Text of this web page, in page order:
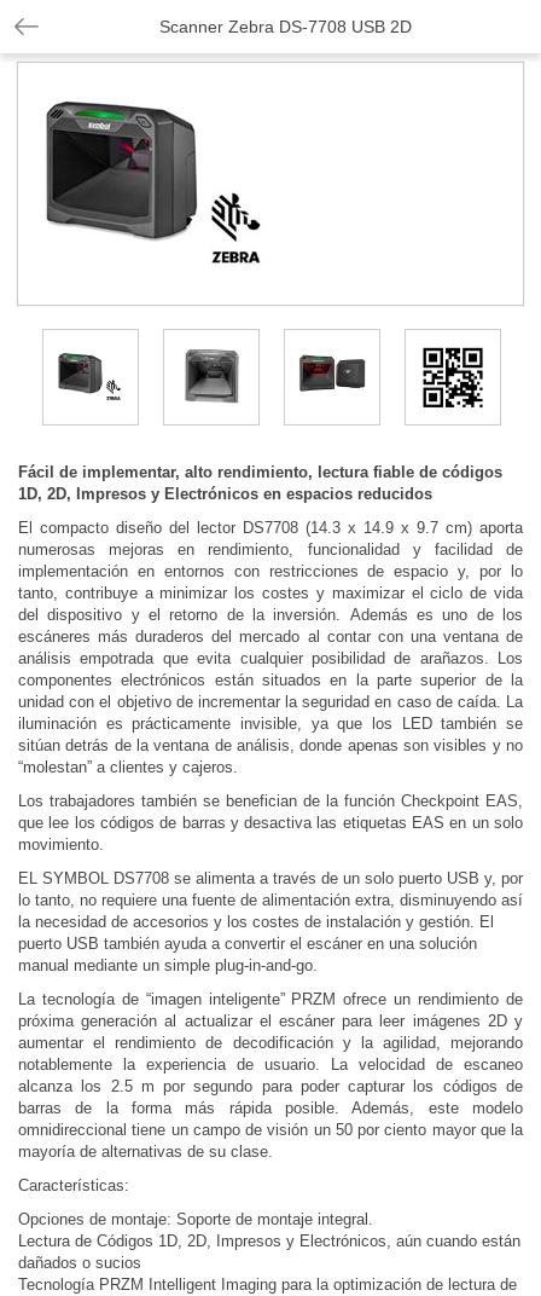
Scanner Zebra DS-7708 USB 2D
Fácil de implementar, alto rendimiento, lectura fiable de códigos
1D, 2D, Impresos y Electrónicos en espacios reducidos
El compacto diseño del lector DS7708 (14.3 x 14.9 x 9.7 cm) aporta
numerosas mejoras en rendimiento, funcionalidad y facilidad de
implementación en entornos con restricciones de espacio y, por lo
tanto, contribuye a minimizar los costes y maximizar el ciclo de vida
del dispositivo y el retorno de la inversión. Además es uno de los
escáneres más duraderos del mercado al contar con una ventana de
análisis empotrada que evita cualquier posibilidad de arañazos. Los
componentes electrónicos están situados en la parte superior de la
unidad con el objetivo de incrementar la seguridad en caso de caída. La
iluminación es prácticamente invisible, ya que los LED también se
sitúan detrás de la ventana de análisis, donde apenas son visibles y no
“molestan” a clientes y cajeros.
Los trabajadores también se benefician de la función Checkpoint EAS,
que lee los códigos de barras y desactiva las etiquetas EAS en un solo
movimiento.
EL SYMBOL DS7708 se alimenta a través de un solo puerto USB y, por
lo tanto, no requiere una fuente de alimentación extra, disminuyendo así
la necesidad de accesorios y los costes de instalación y gestión. El
puerto USB también ayuda a convertir el escáner en una solución
manual mediante un simple plug-in-and-go.
La tecnología de “imagen inteligente” PRZM ofrece un rendimiento de
próxima generación al actualizar el escáner para leer imágenes 2D y
aumentar el rendimiento de decodificación y la agilidad, mejorando
notablemente la experiencia de usuario. La velocidad de escaneo
alcanza los 2.5 m por segundo para poder capturar los códigos de
barras de la forma más rápida posible. Además, este modelo
omnidireccional tiene un campo de visión un 50 por ciento mayor que la
mayoría de alternativas de su clase.
Características:
Opciones de montaje: Soporte de montaje integral.
Lectura de Códigos 1D, 2D, Impresos y Electrónicos, aún cuando están
dañados o sucios
Tecnología PRZM Intelligent Imaging para la optimización de lectura de